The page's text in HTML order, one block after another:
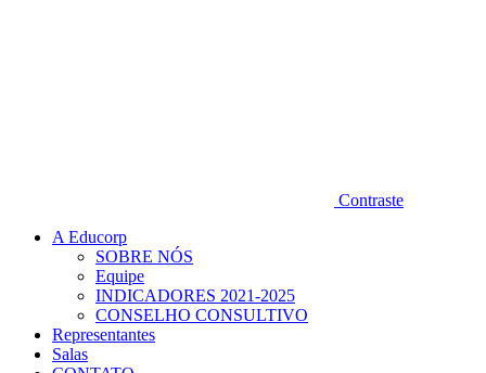
Contraste
A Educorp
SOBRE NÓS
Equipe
INDICADORES 2021-2025
CONSELHO CONSULTIVO
Representantes
Salas